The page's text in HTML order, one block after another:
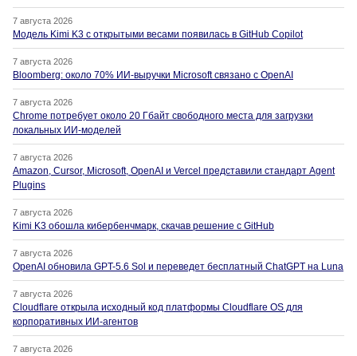
7 августа 2026
Модель Kimi K3 с открытыми весами появилась в GitHub Copilot
7 августа 2026
Bloomberg: около 70% ИИ-выручки Microsoft связано с OpenAI
7 августа 2026
Chrome потребует около 20 Гбайт свободного места для загрузки
локальных ИИ-моделей
7 августа 2026
Amazon, Cursor, Microsoft, OpenAI и Vercel представили стандарт Agent
Plugins
7 августа 2026
Kimi K3 обошла кибербенчмарк, скачав решение с GitHub
7 августа 2026
OpenAI обновила GPT-5.6 Sol и переведет бесплатный ChatGPT на Luna
7 августа 2026
Cloudflare открыла исходный код платформы Cloudflare OS для
корпоративных ИИ-агентов
7 августа 2026